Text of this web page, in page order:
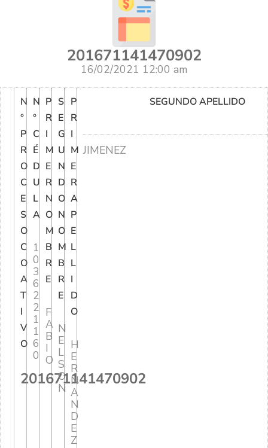
201671141470902
16/02/2021 12:00 am
N
°
P
R
O
C
E
S
O
C
O
A
T
I
V
O
201671141470902
N
°
C
É
D
U
L
A
1
0
3
6
2
2
1
1
6
0
P
R
I
M
E
R
N
O
M
B
R
E
F
A
B
I
O
S
E
G
U
N
D
O
N
O
M
B
R
E
N
E
L
S
O
N
P
R
I
M
E
R
A
P
E
L
L
I
D
O
H
E
R
N
A
N
D
E
Z
SEGUNDO APELLIDO
JIMENEZ